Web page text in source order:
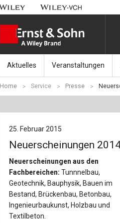
Aktuelles
Nachrichten
Aktuell erschienen
Erscheint in Kürze
Veranstaltungen
Münchener
Fachkonferenz
Symposium
Beton-Kalender-Tag
Home Service Presse
25. Februar 2015
Neuerscheinungen
Neuerscheinungen aus den
Fachbereichen:Tunnnelbau,
Geotechnik, Bauphysik, Bauen im
Bestand, Brückenbau, Betonbau,
Ingenieurbaukunst, Holzbau und
Textilbeton.